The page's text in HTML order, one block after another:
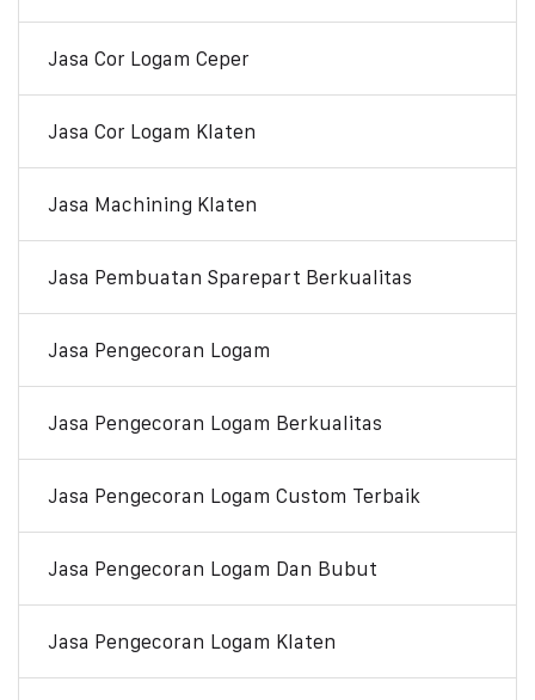
Jasa Cor Logam Ceper
Jasa Cor Logam Klaten
Jasa Machining Klaten
Jasa Pembuatan Sparepart Berkualitas
Jasa Pengecoran Logam
Jasa Pengecoran Logam Berkualitas
Jasa Pengecoran Logam Custom Terbaik
Jasa Pengecoran Logam Dan Bubut
Jasa Pengecoran Logam Klaten